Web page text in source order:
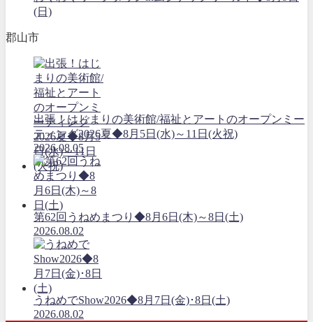
(日)
郡山市
出張！はじまりの美術館/福祉とアートのオープンミー
ティング2026夏◆8月5日(水)～11日(火祝)
2026.08.05
第62回うねめまつり◆8月6日(木)～8日(土)
2026.08.02
うねめでShow2026◆8月7日(金)･8日(土)
2026.08.02